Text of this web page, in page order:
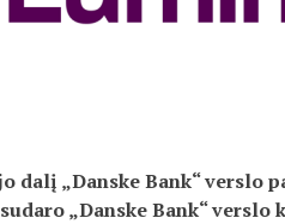
dalį „Danske Bank“ verslo
„Danske Bank“